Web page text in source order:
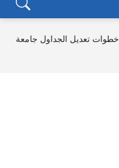
خطوات تعديل الجداول جامعة